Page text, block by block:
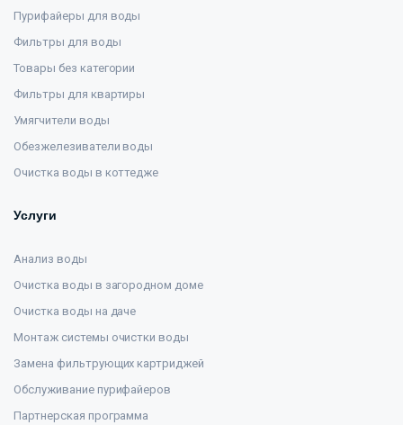
Пурифайеры для воды
Фильтры для воды
Товары без категории
Фильтры для квартиры
Умягчители воды
Обезжелезиватели воды
Очистка воды в коттедже
Услуги
Анализ воды
Очистка воды в загородном доме
Очистка воды на даче
Монтаж системы очистки воды
Замена фильтрующих картриджей
Обслуживание пурифайеров
Партнерская программа